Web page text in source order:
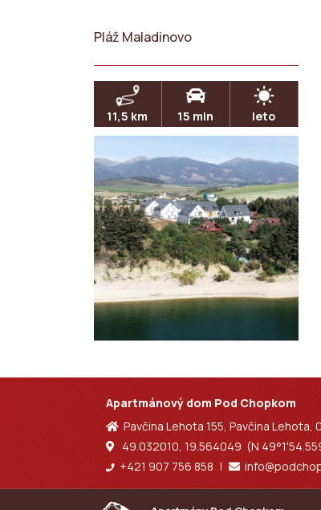
Pláž Maladinovo
11,5 km 15 min leto
Apartmánový dom Pod Chopkom
Pavčina Lehota 155, Pavčina Lehota,
49.032010, 19.564049 (N
+421 907 756 858 |